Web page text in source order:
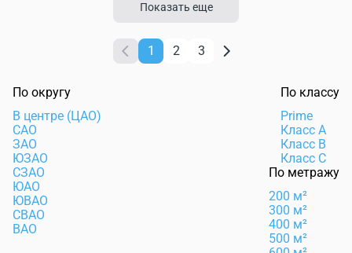
Показать еще
1 2 3
По округу
В центре (ЦАО)
САО
ЗАО
ЮЗАО
СЗАО
ЮАО
ЮВАО
СВАО
ВАО
По классу
Prime
Класс А
Класс B
Класс C
По метражу
200 м²
300 м²
400 м²
500 м²